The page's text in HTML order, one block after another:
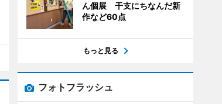
ん個展 干支にちなんだ新
作など60点
もっと見る
フォトフラッシュ